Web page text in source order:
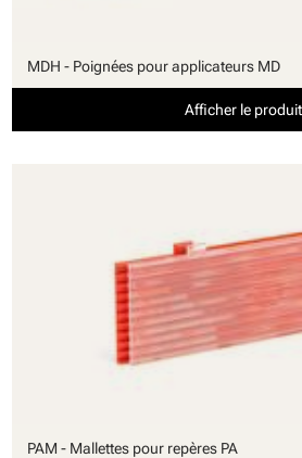
MDH - Poignées pour applicateurs MD
Afficher le produit
PAM - Mallettes pour repères PA